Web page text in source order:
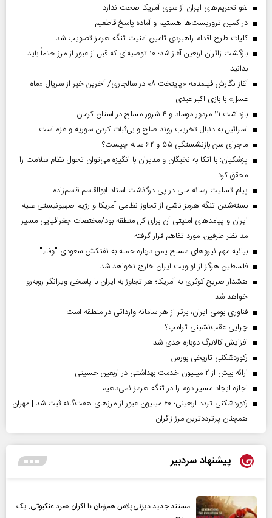
لغو تحریم‌های ایران از سوی آمریکا صحت ندارد
در کمین تروریست‌ها هستیم و آماده پاسخ قاطعیم
کلیات طرح اقدام راهبردی تامین امنیت تنگه هرمز تصویب شد
بازگشت زائران اربعین آغاز شد؛ ۱۰ توصیه‌ای که قبل از عبور از مرز حتماً باید
بدانید
آغاز نگارش فیلمنامه «پایتخت ۸» در سالجاری/ آخرین خبر از سریال «ماه
عسل» با بازی اکبر عبدی
بازداشت ۲۱ مزدور موساد و ۴ شرور مسلح در استان کرمان
اسرائیل به دنبال تخریب روند صلح و بی‌ثبات کردن سوریه و غزه است
ماجرای سن بازنشستگی ۵۵ و ۶۲ ساله چیست؟
پزشکیان: با اتکا به نخبگان و مدیران با انگیزه می‌توان تحول نظام سلامت را
محقق کرد
پیام تسلیت رسانه ملی در پی درگذشت استاد ابوالقاسم قاسم‌زاده
بسته‌شدن تنگه هرمز ناشی از تجاوز نظامی آمریکا و رژیم صهیونیستی علیه
ایران و پیامد‌های امنیتی آن برای کل منطقه بود/مختصات جغرافیایی مسیر
مد نظر طرفین، مورد تفاهم قرار گرفته
بیانیه مهم نیروهای مسلح یمن درباره حمله به نفتکش سعودی "وفاء"
فلسطین هرگز از اولویت ایران خارج نخواهد شد
هشدار صریح کوثری به آمریکا؛ هر تجاوز به ایران با پاسخی ویرانگر روبه‌رو
خواهد شد
فناوری بومی ایران، برتر از هر سامانه وارداتی در منطقه است
چرایی عقب‌نشینی ترامپ؟
افزایش کالابرگ دوباره جدی شد
رکوردشکنی تاریخی بورس
ارائه بیش از ۲ میلیون خدمت بهداشتی در اربعین حسینی
اجازه ایجاد مسیر دوم را در تنگه هرمز نمی‌دهیم
رکوردشکنی تردد اربعینی؛ ۶۰ میلیون عبور از مرزهای هفت‌گانه ثبت شد | مهران
همچنان پرترددترین مرز زائران
پیشنهاد سردبیر
مستند جدید دیزنی‌پلاس هم‌زمان با اکران «مرد عنکبوتی: یک